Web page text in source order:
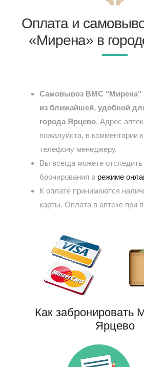
Оплата и
«Мирена» в
Самовывоз ВМС "Мирена"
из ближайшей, удобной
города Ярцево. Адрес
пожалуйста, в комментарии
телефону менеджеру.
Вы всегда можете отследить
бронирования в режиме
К оплате принимаются
карты. Оплата в аптеке при
Как забронировать
Ярцево